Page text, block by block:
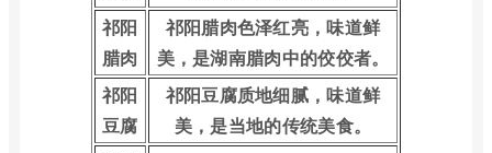
祁阳
腊肉
祁阳腊肉色泽红亮，味道鲜
美，是湖南腊肉中的佼佼者。
祁阳
豆腐
祁阳豆腐质地细腻，味道鲜
美，是当地的传统美食。